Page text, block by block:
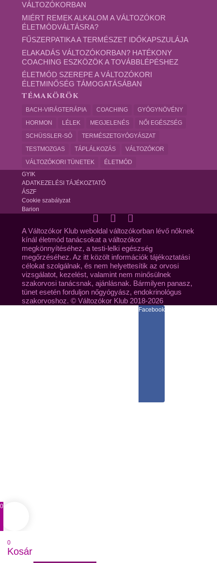
VÁLTOZÓKORBAN
MIÉRT REMEK ALKALOM A VÁLTOZÓKOR
ÉLETMÓDVÁLTÁSRA?
FŰSZERPATIKA A TERMÉSZET IDŐKAPSZULÁJA
ELAKADÁS VÁLTOZÓKORBAN? HATÉKONY
COACHING ESZKÖZÖK A TOVÁBBLÉPÉSHEZ
ÉLETMÓD SZEREPE A VÁLTOZÓKORI
ÉLETMINŐSÉG TÁMOGATÁSÁBAN
TÉMAKÖRÖK
BACH-VIRÁGTERÁPIA COACHING
GYÓGYNÖVÉNY
HORMON
LÉLEK MEGJELENÉS
NŐI EGÉSZSÉG
SCHÜSSLER-SÓ
TERMÉSZETGYÓGYÁSZAT
TESTMOZGAS
TÁPLÁLKOZÁS
VÁLTOZÓKOR
VÁLTOZÓKORI TÜNETEK
ÉLETMÓD
GYIK
ADATKEZELÉSI TÁJÉKOZTATÓ
ÁSZF
Cookie szabályzat
Barion
A Változókor Klub weboldal változókorban lévő nőknek
kínál életmód tanácsokat a változókor
megkönnyítéséhez, a testi-lelki egészség
megőrzéséhez. Az itt közölt információk tájékoztatási
célokat szolgálnak, és nem helyettesítik az orvosi
vizsgálatot, kezelést, valamint nem minősülnek
szakorvosi tanácsnak, ajánlásnak. Bármilyen panasz,
tünet esetén forduljon nőgyógyász, endokrinológus
szakorvoshoz. © Változókor Klub 2018-2026
Facebook
0
0
Kosár